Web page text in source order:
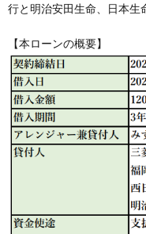
行と明治安田生命、日本生
【本ローンの概要】